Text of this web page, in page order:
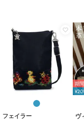
フェイラー
期
ヴ